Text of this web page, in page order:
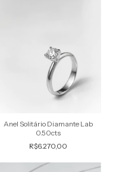
Anel Solitário Diamante Lab
0.50cts
R$6.270,00